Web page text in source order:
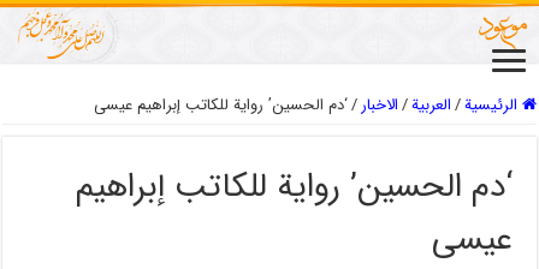
الرئيسية/العربیة/الاخبار/‘دم الحسين’ رواية للكاتب إبراهيم عيسى
‘دم الحسين’ رواية للكاتب إبراهيم
عيسى